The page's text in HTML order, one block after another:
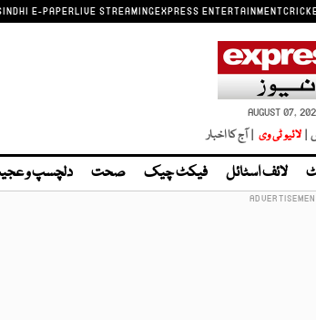
E-PAPERLIVE STREAMINGEXPRESS ENTERTAINMENT
AUGUST 07,
| لائیو ٹی وی | آج کا اخبار
لائف اسٹائل فیکٹ چیک صحت دلچسپ و